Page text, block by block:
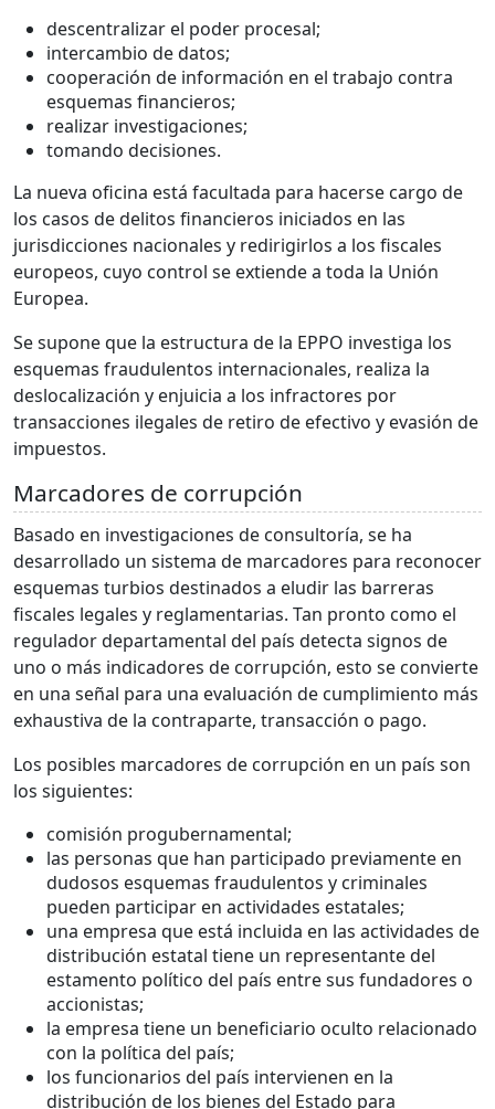
descentralizar el poder procesal;
intercambio de datos;
cooperación de información en el trabajo contra
esquemas financieros;
realizar investigaciones;
tomando decisiones.
La nueva oficina está facultada para hacerse cargo de
los casos de delitos financieros iniciados en las
jurisdicciones nacionales y redirigirlos a los fiscales
europeos, cuyo control se extiende a toda la Unión
Europea.
Se supone que la estructura de la EPPO investiga los
esquemas fraudulentos internacionales, realiza la
deslocalización y enjuicia a los infractores por
transacciones ilegales de retiro de efectivo y evasión de
impuestos.
Marcadores de corrupción
Basado en investigaciones de consultoría, se ha
desarrollado un sistema de marcadores para reconocer
esquemas turbios destinados a eludir las barreras
fiscales legales y reglamentarias. Tan pronto como el
regulador departamental del país detecta signos de
uno o más indicadores de corrupción, esto se convierte
en una señal para una evaluación de cumplimiento más
exhaustiva de la contraparte, transacción o pago.
Los posibles marcadores de corrupción en un país son
los siguientes:
comisión progubernamental;
las personas que han participado previamente en
dudosos esquemas fraudulentos y criminales
pueden participar en actividades estatales;
una empresa que está incluida en las actividades de
distribución estatal tiene un representante del
estamento político del país entre sus fundadores o
accionistas;
la empresa tiene un beneficiario oculto relacionado
con la política del país;
los funcionarios del país intervienen en la
distribución de los bienes del Estado para